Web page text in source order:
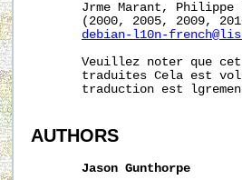
Jrme Marant,
(2000, 2005, 2009,
debian-l10n-
Veuillez noter que
traduites Cela est
traduction est
AUTHORS
Jason Gunthorpe